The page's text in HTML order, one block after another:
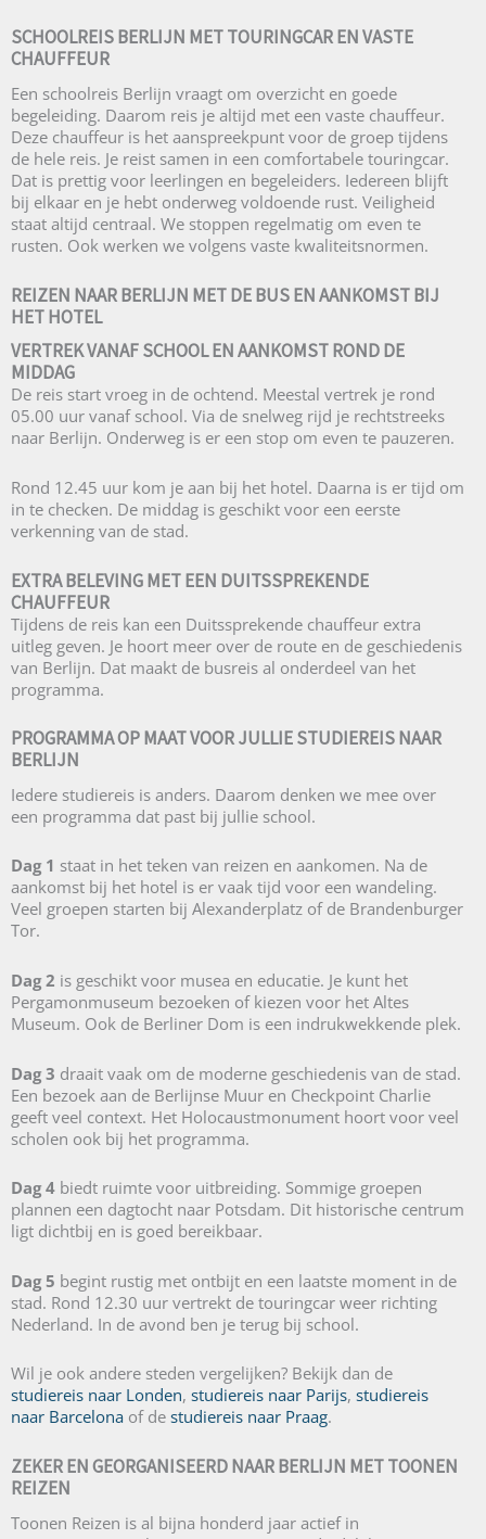
SCHOOLREIS BERLIJN MET TOURINGCAR EN VASTE
CHAUFFEUR
Een schoolreis Berlijn vraagt om overzicht en goede
begeleiding. Daarom reis je altijd met een vaste chauffeur.
Deze chauffeur is het aanspreekpunt voor de groep tijdens
de hele reis. Je reist samen in een comfortabele touringcar.
Dat is prettig voor leerlingen en begeleiders. Iedereen blijft
bij elkaar en je hebt onderweg voldoende rust. Veiligheid
staat altijd centraal. We stoppen regelmatig om even te
rusten. Ook werken we volgens vaste kwaliteitsnormen.
REIZEN NAAR BERLIJN MET DE BUS EN AANKOMST BIJ
HET HOTEL
VERTREK VANAF SCHOOL EN AANKOMST ROND DE
MIDDAG
De reis start vroeg in de ochtend. Meestal vertrek je rond
05.00 uur vanaf school. Via de snelweg rijd je rechtstreeks
naar Berlijn. Onderweg is er een stop om even te pauzeren.
Rond 12.45 uur kom je aan bij het hotel. Daarna is er tijd om
in te checken. De middag is geschikt voor een eerste
verkenning van de stad.
EXTRA BELEVING MET EEN DUITSSPREKENDE
CHAUFFEUR
Tijdens de reis kan een Duitssprekende chauffeur extra
uitleg geven. Je hoort meer over de route en de geschiedenis
van Berlijn. Dat maakt de busreis al onderdeel van het
programma.
PROGRAMMA OP MAAT VOOR JULLIE STUDIEREIS NAAR
BERLIJN
Iedere studiereis is anders. Daarom denken we mee over
een programma dat past bij jullie school.
Dag 1 staat in het teken van reizen en aankomen. Na de
aankomst bij het hotel is er vaak tijd voor een wandeling.
Veel groepen starten bij Alexanderplatz of de Brandenburger
Tor.
Dag 2 is geschikt voor musea en educatie. Je kunt het
Pergamonmuseum bezoeken of kiezen voor het Altes
Museum. Ook de Berliner Dom is een indrukwekkende plek.
Dag 3 draait vaak om de moderne geschiedenis van de stad.
Een bezoek aan de Berlijnse Muur en Checkpoint Charlie
geeft veel context. Het Holocaustmonument hoort voor veel
scholen ook bij het programma.
Dag 4 biedt ruimte voor uitbreiding. Sommige groepen
plannen een dagtocht naar Potsdam. Dit historische centrum
ligt dichtbij en is goed bereikbaar.
Dag 5 begint rustig met ontbijt en een laatste moment in de
stad. Rond 12.30 uur vertrekt de touringcar weer richting
Nederland. In de avond ben je terug bij school.
Wil je ook andere steden vergelijken? Bekijk dan de
studiereis naar Londen, studiereis naar Parijs, studiereis
naar Barcelona of de studiereis naar Praag.
ZEKER EN GEORGANISEERD NAAR BERLIJN MET TOONEN
REIZEN
Toonen Reizen is al bijna honderd jaar actief in